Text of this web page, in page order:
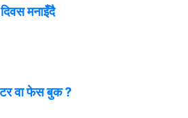
मनाइँदै
वा फेस बुक ?